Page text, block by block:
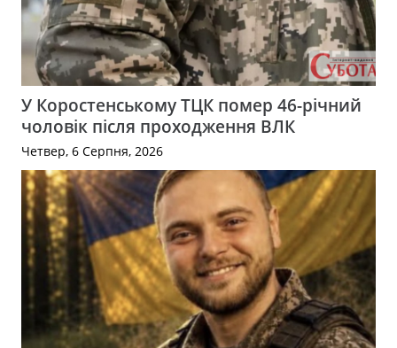
У Коростенському ТЦК помер 46-річний
чоловік після проходження ВЛК
Четвер, 6 Серпня, 2026